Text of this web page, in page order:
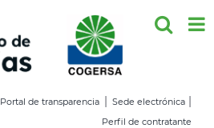
Portal de transparencia | Sede electrónica |
Perfil de contratante